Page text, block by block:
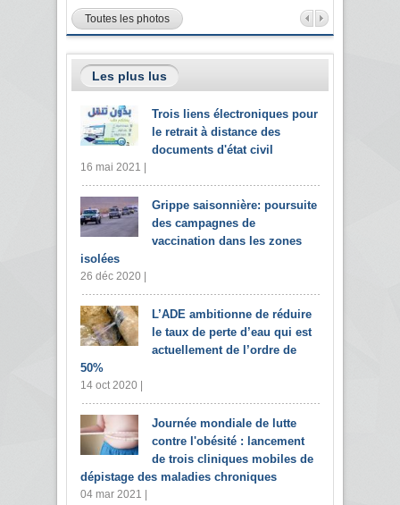
Toutes les photos
Les plus lus
Trois liens électroniques pour
le retrait à distance des
documents d'état civil
16 mai 2021 |
Grippe saisonnière: poursuite
des campagnes de
vaccination dans les zones
isolées
26 déc 2020 |
L’ADE ambitionne de réduire
le taux de perte d’eau qui est
actuellement de l’ordre de
50%
14 oct 2020 |
Journée mondiale de lutte
contre l'obésité : lancement
de trois cliniques mobiles de
dépistage des maladies chroniques
04 mar 2021 |